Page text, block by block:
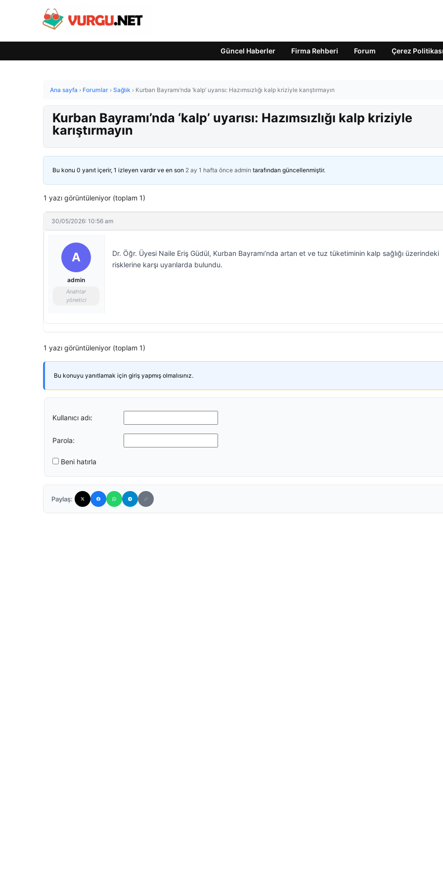
Güncel Haberler Firma Rehberi Forum Çerez Politikası
Ana sayfa › Forumlar › Sağlık › Kurban Bayramı’nda ‘kalp’ uyarısı: Hazımsızlığı kalp kriziyle karıştırmayın
Kurban Bayramı’nda ‘kalp’ uyarısı: Hazımsızlığı kalp kriziyle
karıştırmayın
Bu konu 0 yanıt içerir, 1 izleyen vardır ve en son 2 ay 1 hafta önce admin tarafından güncellenmiştir.
1 yazı görüntüleniyor (toplam 1)
30/05/2026: 10:56 am
A
admin
Anahtar
yönetici
Dr. Öğr. Üyesi Naile Eriş Güdül, Kurban Bayramı’nda artan et ve tuz tüketiminin kalp sağlığı üzerindeki
risklerine karşı uyarılarda bulundu.
1 yazı görüntüleniyor (toplam 1)
Bu konuyu yanıtlamak için giriş yapmış olmalısınız.
Kullanıcı adı:
Parola:
Beni hatırla
Paylaş: